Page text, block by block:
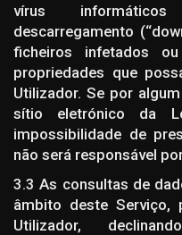
vírus
descarregamento
ficheiros infetados
propriedades que
Utilizador. Se por
sítio eletrónico da
impossibilidade de
não será responsável
3.3 As consultas de
âmbito deste Serviço,
Utilizador,